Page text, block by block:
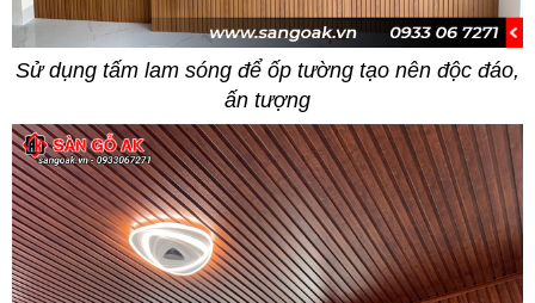
Sử dụng tấm lam sóng để ốp tường tạo nên độc đáo,
ấn tượng